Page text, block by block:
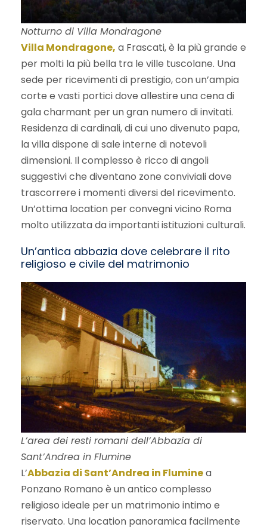
Notturno di Villa Mondragone
Villa Mondragone, a Frascati, è la più grande e
per molti la più bella tra le ville tuscolane. Una
sede per ricevimenti di prestigio, con un’ampia
corte e vasti portici dove allestire una cena di
gala charmant per un gran numero di invitati.
Residenza di cardinali, di cui uno divenuto papa,
la villa dispone di sale interne di notevoli
dimensioni. Il complesso è ricco di angoli
suggestivi che diventano zone conviviali dove
trascorrere i momenti diversi del ricevimento.
Un’ottima location per convegni vicino Roma
molto utilizzata da importanti istituzioni culturali.
Un’antica abbazia dove celebrare il rito
religioso e civile del matrimonio
L’area dei resti romani dell’Abbazia di
Sant’Andrea in Flumine
L’Abbazia di Sant’Andrea in Fluminea
Ponzano Romano è un antico complesso
religioso ideale per un matrimonio intimo e
riservato. Una location panoramica facilmente